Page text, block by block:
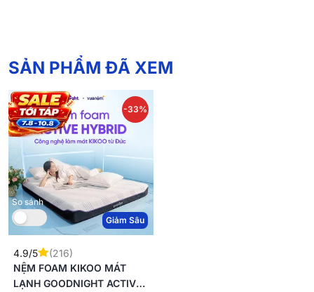
SẢN PHẨM ĐÃ XEM
So sánh
-33%
Giảm Sâu
4.9/5
(216)
NỆM FOAM KIKOO MÁT
LẠNH GOODNIGHT ACTIVE